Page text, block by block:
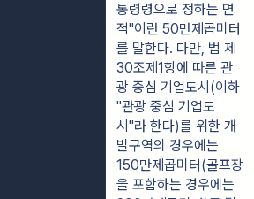
통령령으로 정하는 면
적"이란 50만제곱미터
를 말한다. 다만, 법 제
30조제1항에 따른 관
광 중심 기업도시(이하
"관광 중심 기업도
시"라 한다)를 위한 개
발구역의 경우에는
150만제곱미터(골프장
을 포함하는 경우에는